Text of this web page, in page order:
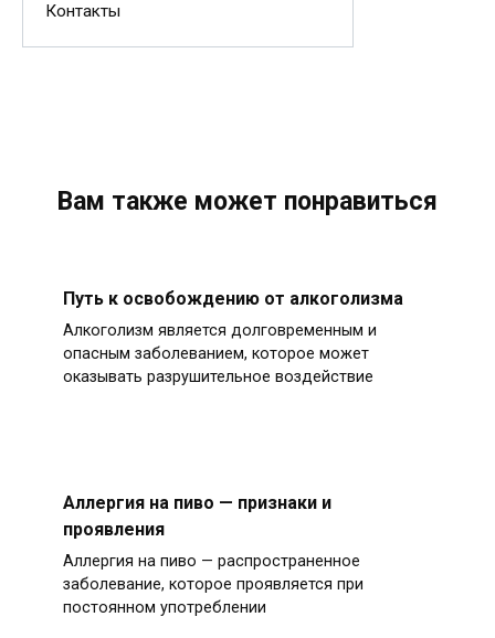
Контакты
Вам также может понравиться
Путь к освобождению от алкоголизма
Алкоголизм является долговременным и
опасным заболеванием, которое может
оказывать разрушительное воздействие
Аллергия на пиво — признаки и
проявления
Аллергия на пиво — распространенное
заболевание, которое проявляется при
постоянном употреблении